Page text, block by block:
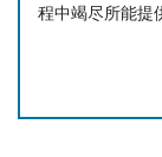
程中竭尽所能提